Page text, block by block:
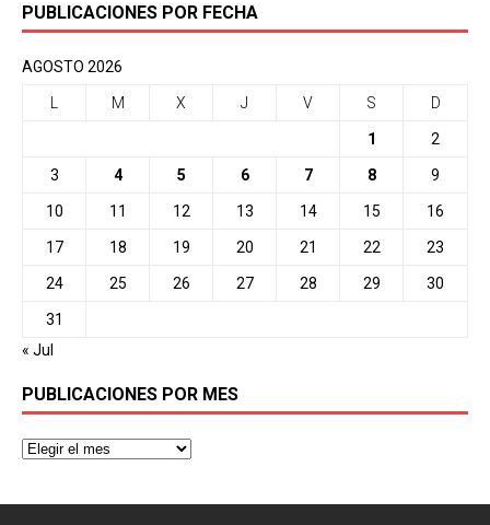
PUBLICACIONES POR FECHA
AGOSTO 2026
M X J V S D
1 2
3 4 5 6 7 8 9
10 11 12 13 14 15 16
17 18 19 20 21 22 23
24 25 26 27 28 29 30
31
« Jul
PUBLICACIONES POR MES